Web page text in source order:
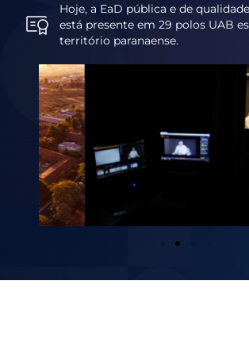
Hoje, a EaD pública e de
está presente em 29 polos UAB
território paranaense.